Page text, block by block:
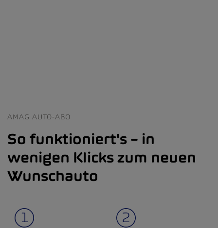
AMAG AUTO-ABO
So funktioniert's – in
wenigen Klicks zum neuen
Wunschauto